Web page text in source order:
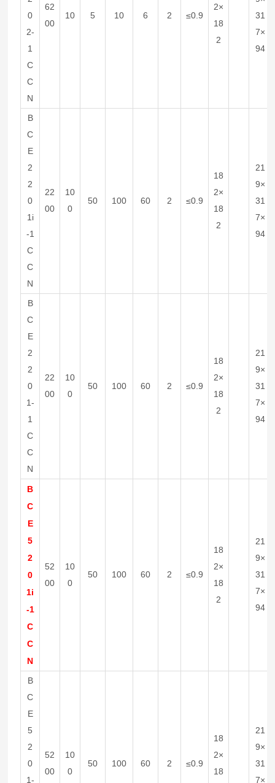
0
2-
1
C
C
N
62
00
10 5 10 6 2 ≤0.9
2×
18
2
31
7×
94
B
C
E
2
2
0
1i
-1
C
C
N
22
00
10
0
50 100 60 2 ≤0.9
18
2×
18
2
21
9×
31
7×
94
B
C
E
2
2
0
1-
1
C
C
N
22
00
10
0
50 100 60 2 ≤0.9
18
2×
18
2
21
9×
31
7×
94
B
C
E
5
2
0
1i
-1
C
C
N
52
00
10
0
50 100 60 2 ≤0.9
18
2×
18
2
21
9×
31
7×
94
B
C
E
5
2
0
1-
52
00
10
0
50 100 60 2 ≤0.9
18
2×
18
21
9×
31
7×